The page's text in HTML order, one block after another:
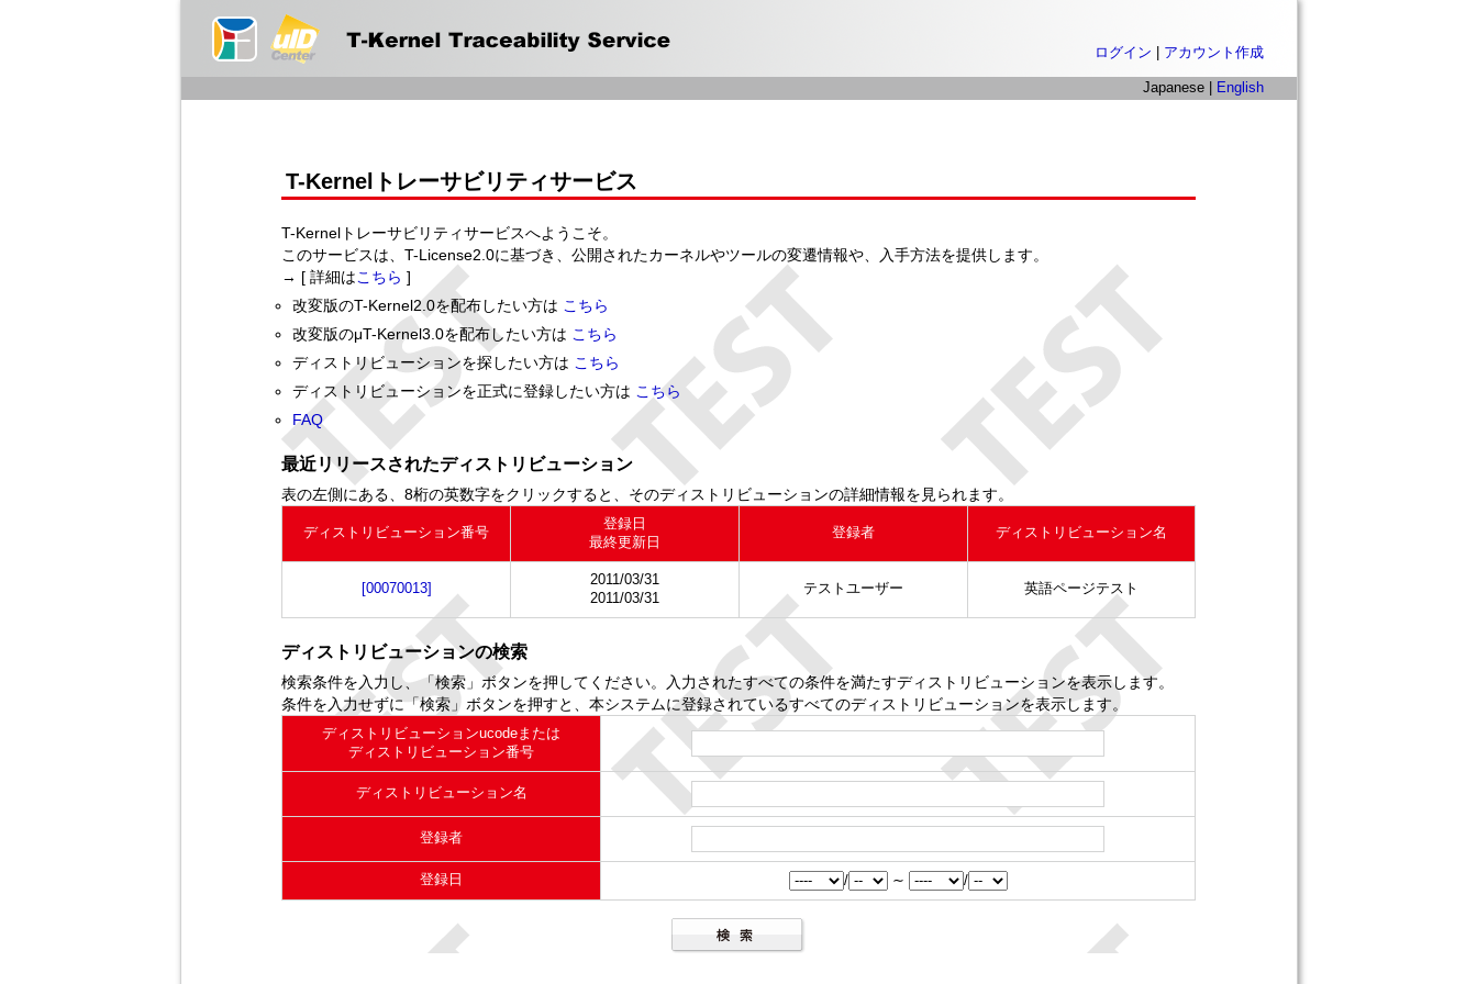
ログイン アカウント作成
Japanese | English
T-Kernelトレーサビリティサービス
T-Kernelトレーサビリティサービスへようこそ。
このサービスは、T-License2.0に基づき、公開されたカーネルやツールの変遷情報や、入手方法を提供します。
→ [ 詳細はこちら ]
改変版のT-Kernel2.0を配布したい方は こちら
改変版のμT-Kernel3.0を配布したい方は こちら
ディストリビューションを探したい方は こちら
ディストリビューションを正式に登録したい方は こちら
FAQ
最近リリースされたディストリビューション
表の左側にある、8桁の英数字をクリックすると、そのディストリビューションの詳細情報を見られます。
ディストリビューション番号
登録日
最終更新日
登録者 ディストリビューション名
[00070013]
2011/03/31
2011/03/31
テストユーザー 英語ページテスト
ディストリビューションの検索
検索条件を入力し、「検索」ボタンを押してください。入力されたすべての条件を満たすディストリビューションを表示します。
条件を入力せずに「検索」ボタンを押すと、本システムに登録されているすべてのディストリビューションを表示します。
ディストリビューションucodeまたは
ディストリビューション番号
ディストリビューション名
登録者
登録日 / ∼ /